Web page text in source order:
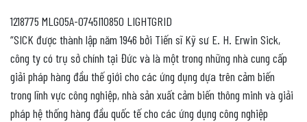
1218775 MLG05A-0745I10850 LIGHTGRID
“SICK được thành lập năm 1946 bởi Tiến sĩ Kỹ sư E. H. Erwin Sick,
công ty có trụ sở chính tại Đức và là một trong những nhà cung cấp
giải pháp hàng đầu thế giới cho các ứng dụng dựa trên cảm biến
trong lĩnh vực công nghiệp, nhà sản xuất cảm biến thông minh và giải
pháp hệ thống hàng đầu quốc tế cho các ứng dụng công nghiệp